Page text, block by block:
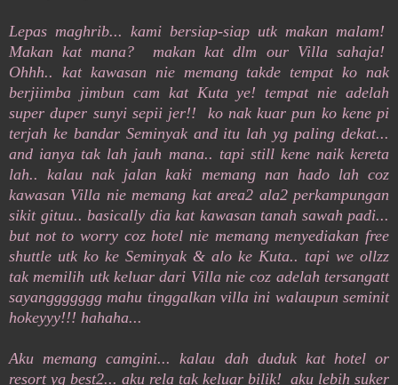
Lepas maghrib... kami bersiap-siap utk makan malam!
Makan kat mana? makan kat dlm our Villa sahaja!
Ohhh.. kat kawasan nie memang takde tempat ko nak
berjiimba jimbun cam kat Kuta ye! tempat nie adelah
super duper sunyi sepii jer!! ko nak kuar pun ko kene pi
terjah ke bandar Seminyak and itu lah yg paling dekat...
and ianya tak lah jauh mana.. tapi still kene naik kereta
lah.. kalau nak jalan kaki memang nan hado lah coz
kawasan Villa nie memang kat area2 ala2 perkampungan
sikit gituu.. basically dia kat kawasan tanah sawah padi...
but not to worry coz hotel nie memang menyediakan free
shuttle utk ko ke Seminyak & alo ke Kuta.. tapi we ollzz
tak memilih utk keluar dari Villa nie coz adelah tersangatt
sayanggggggg mahu tinggalkan villa ini walaupun seminit
hokeyyy!!! hahaha...
Aku memang camgini... kalau dah duduk kat hotel or
resort yg best2... aku rela tak keluar bilik! aku lebih suker